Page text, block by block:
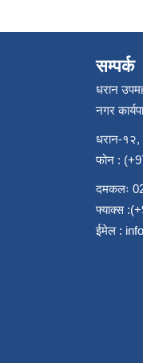
सम्पर्क
धरान
नगर
धरान-१२,
फोन :
दमकलः
फ्याक्स
ईमेल :